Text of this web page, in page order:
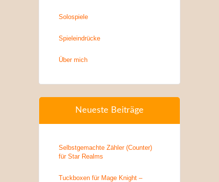
Solospiele
Spieleindrücke
Über mich
Neueste Beiträge
Selbstgemachte Zähler (Counter)
für Star Realms
Tuckboxen für Mage Knight –